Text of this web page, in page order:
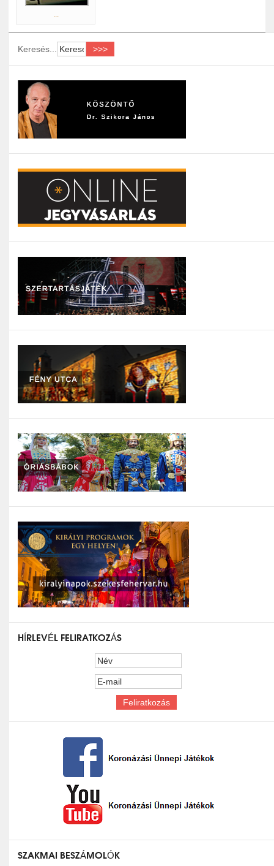
...
Keresés...
HÍRLEVÉL FELIRATKOZÁS
SZAKMAI BESZÁMOLÓK